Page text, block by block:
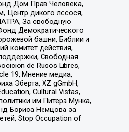
Дом Прав Человека,
Центр дикого лосося,
За свободную
Демократического
башни, Библии и
комитет действия,
Свободная
de Rusos Libres,
19, Мнение медиа,
Эберта, XZ gGmbH,
Cultural Vistas,
им Питера Мунка,
Бориса Немцова за
Stop Occupation of